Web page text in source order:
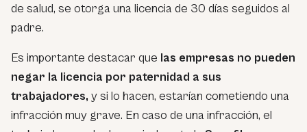
de salud, se otorga una licencia de 30 días seguidos al
padre.
Es importante destacar que las empresas no pueden
negar la licencia por paternidad a sus
trabajadores, y si lo hacen, estarían cometiendo una
infracción muy grave. En caso de una infracción, el